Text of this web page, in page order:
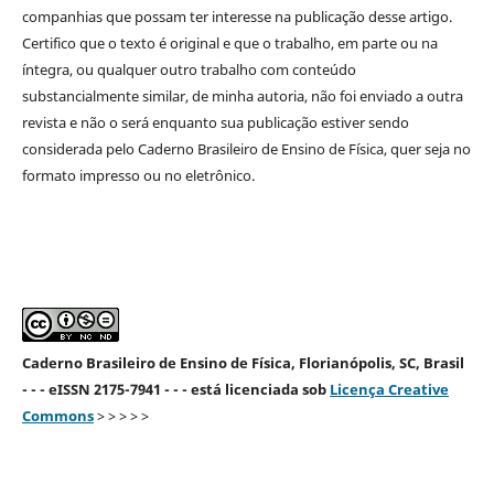
companhias que possam ter interesse na publicação desse artigo.
Certifico que o texto é original e que o trabalho, em parte ou na
íntegra, ou qualquer outro trabalho com conteúdo
substancialmente similar, de minha autoria, não foi enviado a outra
revista e não o será enquanto sua publicação estiver sendo
considerada pelo Caderno Brasileiro de Ensino de Física, quer seja no
formato impresso ou no eletrônico.
Caderno Brasileiro de Ensino de Física, Florianópolis, SC, Brasil
- - - eISSN 2175-7941 - - - está licenciada sob Licença Creative
Commons> > > > >